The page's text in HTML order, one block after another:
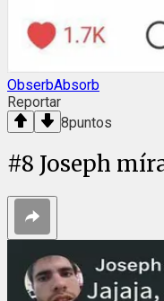
ObserbAbsorb
Reportar
8puntos
#8 Joseph